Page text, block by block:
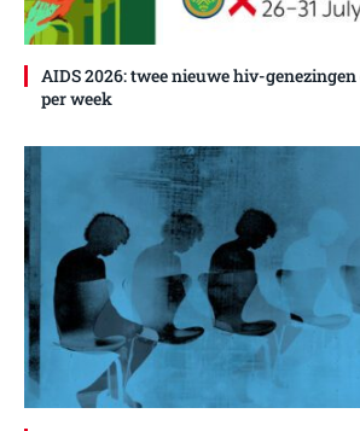
AIDS 2026: twee nieuwe hiv-
per week